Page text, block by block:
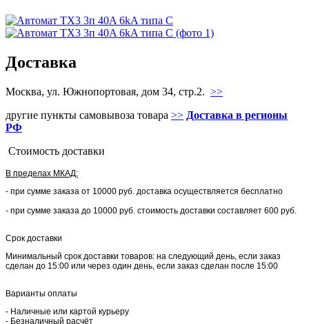
Доставка
Москва, ул. Южнопортовая, дом 34, стр.2. >>
другие пункты самовывоза товара >> Доставка в регионы
РФ
Стоимость доставки
В пределах МКАД:
- при сумме заказа от 10000 руб. доставка осуществляется бесплатно
- при сумме заказа до 10000 руб. стоимость доставки составляет 600 руб.
Срок доставки
Минимальный срок доставки товаров: на следующий день, если заказ
сделан до 15:00 или через один день, если заказ сделан после 15:00
Варианты оплаты
- Наличные или картой курьеру
- Безналичный расчёт